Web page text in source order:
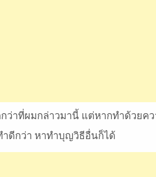
ว่าที่ผมกล่าวมานี้ แต่หากทำด้วยค
ำดีกว่า หาทำบุญวิธีอื่นก็ได้